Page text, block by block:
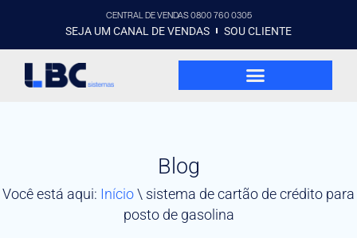
CENTRAL DE VENDAS 0800 760 0305
SEJA UM CANAL DE VENDAS SOU CLIENTE
Blog
Você está aqui: Início\ sistema de cartão de crédito para
posto de gasolina